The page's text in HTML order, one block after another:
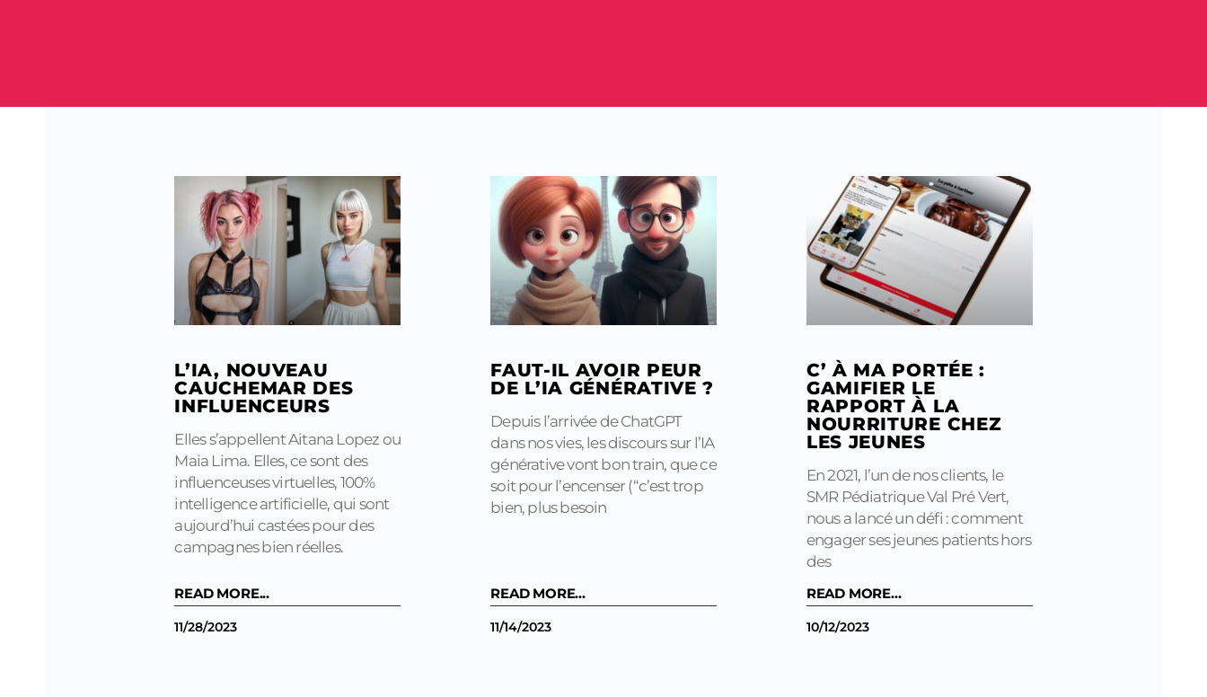
L’IA, NOUVEAU
CAUCHEMAR DES
INFLUENCEURS
Elles s’appellent Aitana Lopez ou
Maia Lima. Elles, ce sont des
influenceuses virtuelles, 100%
intelligence artificielle, qui sont
aujourd’hui castées pour des
campagnes bien réelles.
READ MORE...
11/28/2023
FAUT-IL AVOIR PEUR
DE L’IA GÉNÉRATIVE ?
Depuis l’arrivée de ChatGPT
dans nos vies, les discours sur l’IA
générative vont bon train, que ce
soit pour l’encenser (“c’est trop
bien, plus besoin
READ MORE...
11/14/2023
C’ À MA PORTÉE :
GAMIFIER LE
RAPPORT À LA
NOURRITURE CHEZ
LES JEUNES
En 2021, l’un de nos clients, le
SMR Pédiatrique Val Pré Vert,
nous a lancé un défi : comment
engager ses jeunes patients hors
des
READ MORE...
10/12/2023